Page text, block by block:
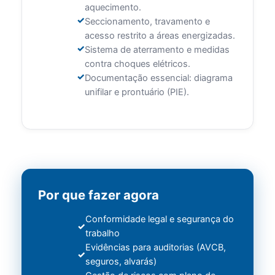
aquecimento.
Seccionamento, travamento e
acesso restrito a áreas energizadas.
Sistema de aterramento e medidas
contra choques elétricos.
Documentação essencial: diagrama
unifilar e prontuário (PIE).
Por que fazer agora
Conformidade legal e segurança do
trabalho
Evidências para auditorias (AVCB,
seguros, alvarás)